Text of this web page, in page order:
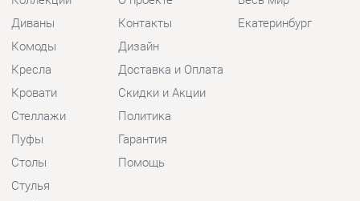
Пуфы
Столы
Стулья
Тумбы
Шкафы
Комплектующие
Гарантия
Помощь
КОНТАКТЫ
Шоурум и склад самовывоза